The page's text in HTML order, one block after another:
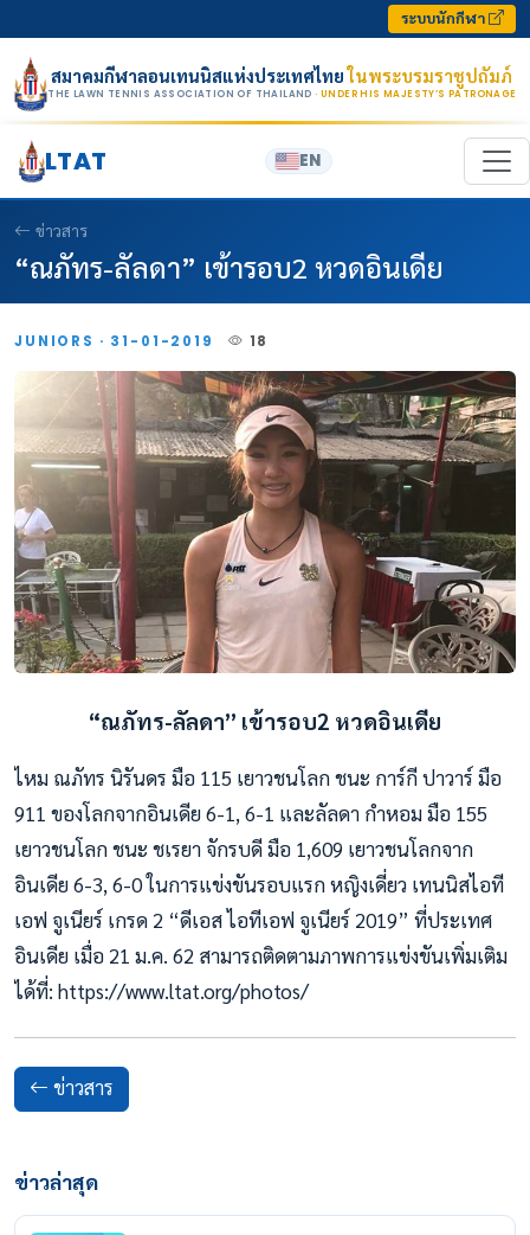
ระบบนักกีฬา
สมาคมกีฬาลอนเทนนิสแห่งประเทศไทยในพระบรมราชูปถัมภ์
THE LAWN TENNIS ASSOCIATION OF THAILAND · UNDER HIS MAJESTY’S PATRONAGE
LTAT EN
ข่าวสาร
“ณภัทร-ลัลดา” เข้ารอบ2 หวดอินเดีย
JUNIORS · 31-01-2019 18
“ณภัทร-ลัลดา” เข้ารอบ2 หวดอินเดีย
ไหม ณภัทร นิรันดร มือ 115 เยาวชนโลก ชนะ การ์กี ปาวาร์ มือ
911 ของโลกจากอินเดีย 6-1, 6-1 และลัลดา กำหอม มือ 155
เยาวชนโลก ชนะ ชเรยา จักรบดี มือ 1,609 เยาวชนโลกจาก
อินเดีย 6-3, 6-0 ในการแข่งขันรอบแรก หญิงเดี่ยว เทนนิสไอที
เอฟ จูเนียร์ เกรด 2 “ดีเอส ไอทีเอฟ จูเนียร์ 2019” ที่ประเทศ
อินเดีย เมื่อ 21 ม.ค. 62 สามารถติดตามภาพการแข่งขันเพิ่มเติม
ได้ที่: https://www.ltat.org/photos/
ข่าวสาร
ข่าวล่าสุด